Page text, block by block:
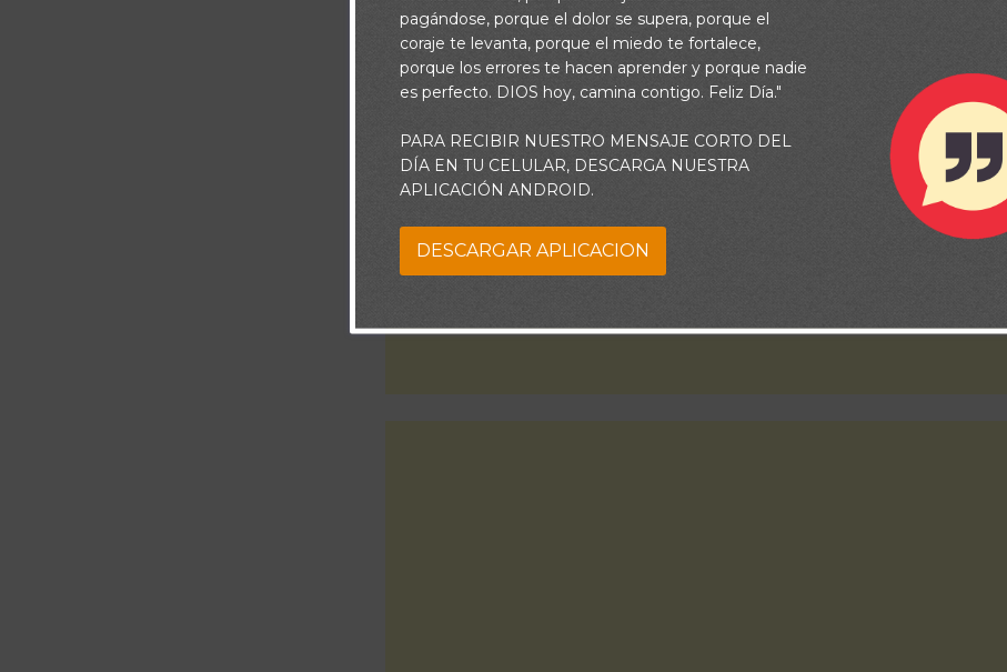
situaciones, y a confiar en ti en cuanto al tiempo en que suceden todas las
des paciencia para hacer todo lo que me has llamado a hacer.
pagándose, porque el dolor se supera, porque el
coraje te levanta, porque el miedo te fortalece,
porque los errores te hacen aprender y porque nadie
es perfecto. DIOS hoy, camina contigo. Feliz Día."
PARA RECIBIR NUESTRO MENSAJE CORTO DEL
DÍA EN TU CELULAR, DESCARGA NUESTRA
APLICACIÓN ANDROID.
DESCARGAR APLICACION